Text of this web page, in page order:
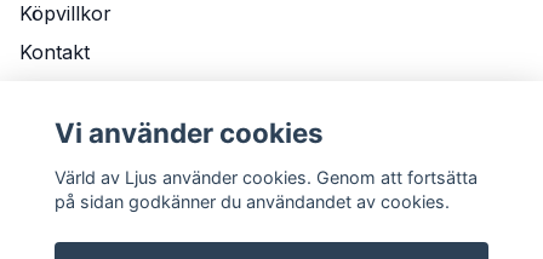
Köpvillkor
Kontakt
Leveransvillkor
Vi använder cookies
Värld av Ljus använder cookies. Genom att fortsätta
på sidan godkänner du användandet av cookies.